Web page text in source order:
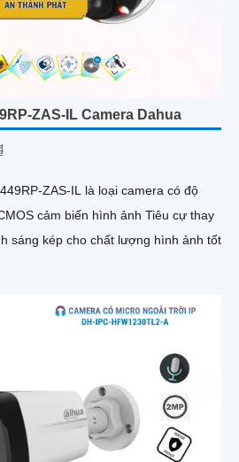
ZAS-IL Camera Dahua
cảm biến hình ảnh Tiêu cự thay
sáng kép cho chất lượng hình ảnh tốt